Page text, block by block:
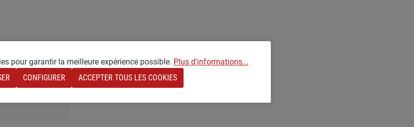
pour garantir la meilleure expérience possible. Plus d'informations...
CONFIGURER ACCEPTER TOUS LES COOKIES